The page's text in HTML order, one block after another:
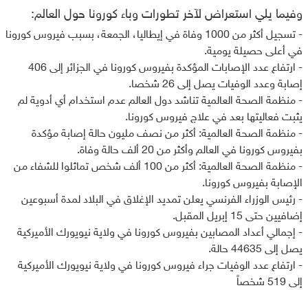
وفيما يلي استعراض لآخر تطورات وباء كورونا حول العالم:
- تسجيل أكثر من 1000 وفاة في إيطاليا، الجمعة، بسبب فيروس كورونا
في أعلى حصيلة يومية.
- ارتفاع عدد الإصابات المؤكدة بفيروس كورونا في الجزائر إلى 406
إصابة وعدد الوفيات يصل إلى 26 شخصا.
- منظمة الصحة العالمية تناشد دول العالم عدم استخدام أي أدوية لم
يثبت فعاليتها بعد في علاج فيروس كورونا.
- منظمة الصحة العالمية: أكثر من نصف مليون حالة إصابة مؤكدة
بفيروس كورونا في العالم وأكثر من 20 ألف حالة وفاة.
- منظمة الصحة العالمية: أكثر من 100 ألف شخص تماثلوا للشفاء من
الإصابة بفيروس كورونا.
- رئيس الوزراء الفرنسي يعلن تمديد الإغلاق في البلاد لمدة أسبوعين
إضافيين حتى 15 إبريل المقبل.
- إجمالي أعداد المصابين بفيروس كورونا في ولاية نيويورك الأميركية
يصل إلى 44635 حالة.
- ارتفاع عدد الوفيات جراء فيروس كورونا في ولاية نيويورك الأميركية
إلى 519 شخصاً